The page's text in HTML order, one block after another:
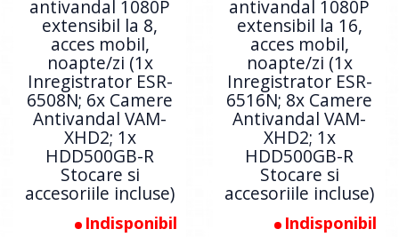
antivandal 1080P
extensibil la 8,
acces mobil,
noapte/zi (1x
Inregistrator ESR-
6508N; 6x Camere
Antivandal VAM-
XHD2; 1x
HDD500GB-R
Stocare si
accesoriile incluse)
Indisponibil
antivandal 1080P
extensibil la 16,
acces mobil,
noapte/zi (1x
Inregistrator ESR-
6516N; 8x Camere
Antivandal VAM-
XHD2; 1x
HDD500GB-R
Stocare si
accesoriile incluse)
Indisponibil